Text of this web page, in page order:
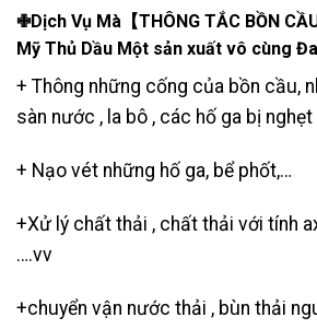
✙Dịch Vụ Mà【THÔNG TẮC BỒN
Mỹ Thủ Dầu Một sản xuất vô cùng
+ Thông những cống của bồn cầu,
sàn nước , la bô , các hố ga bị nghẹt
+ Nạo vét những hố ga, bể phốt,…
+Xử lý chất thải , chất thải với tính
….vv
+chuyển vận nước thải , bùn thải